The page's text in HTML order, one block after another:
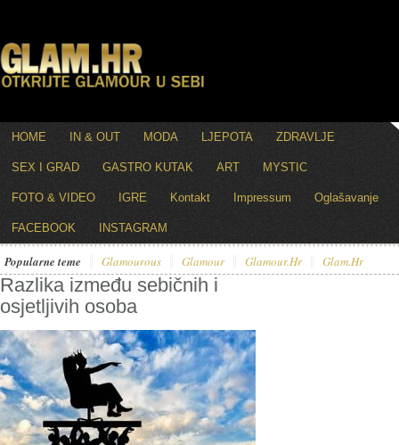
HOME IN & OUT MODA LJEPOTA ZDRAVLJE
SEX I GRAD GASTRO KUTAK ART MYSTIC
FOTO & VIDEO IGRE Kontakt Impressum Oglašavanje
FACEBOOK INSTAGRAM
Popularne teme Glamourous Glamour Glamour.hr Glam.hr
Razlika između sebičnih i
osjetljivih osoba